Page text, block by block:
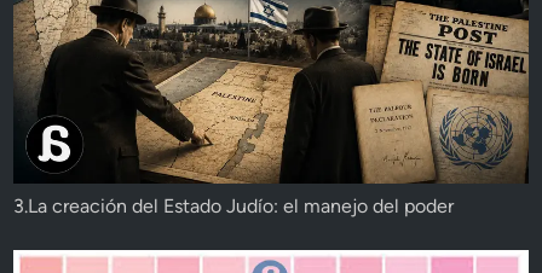
3.La creación del Estado Judío: el manejo del poder